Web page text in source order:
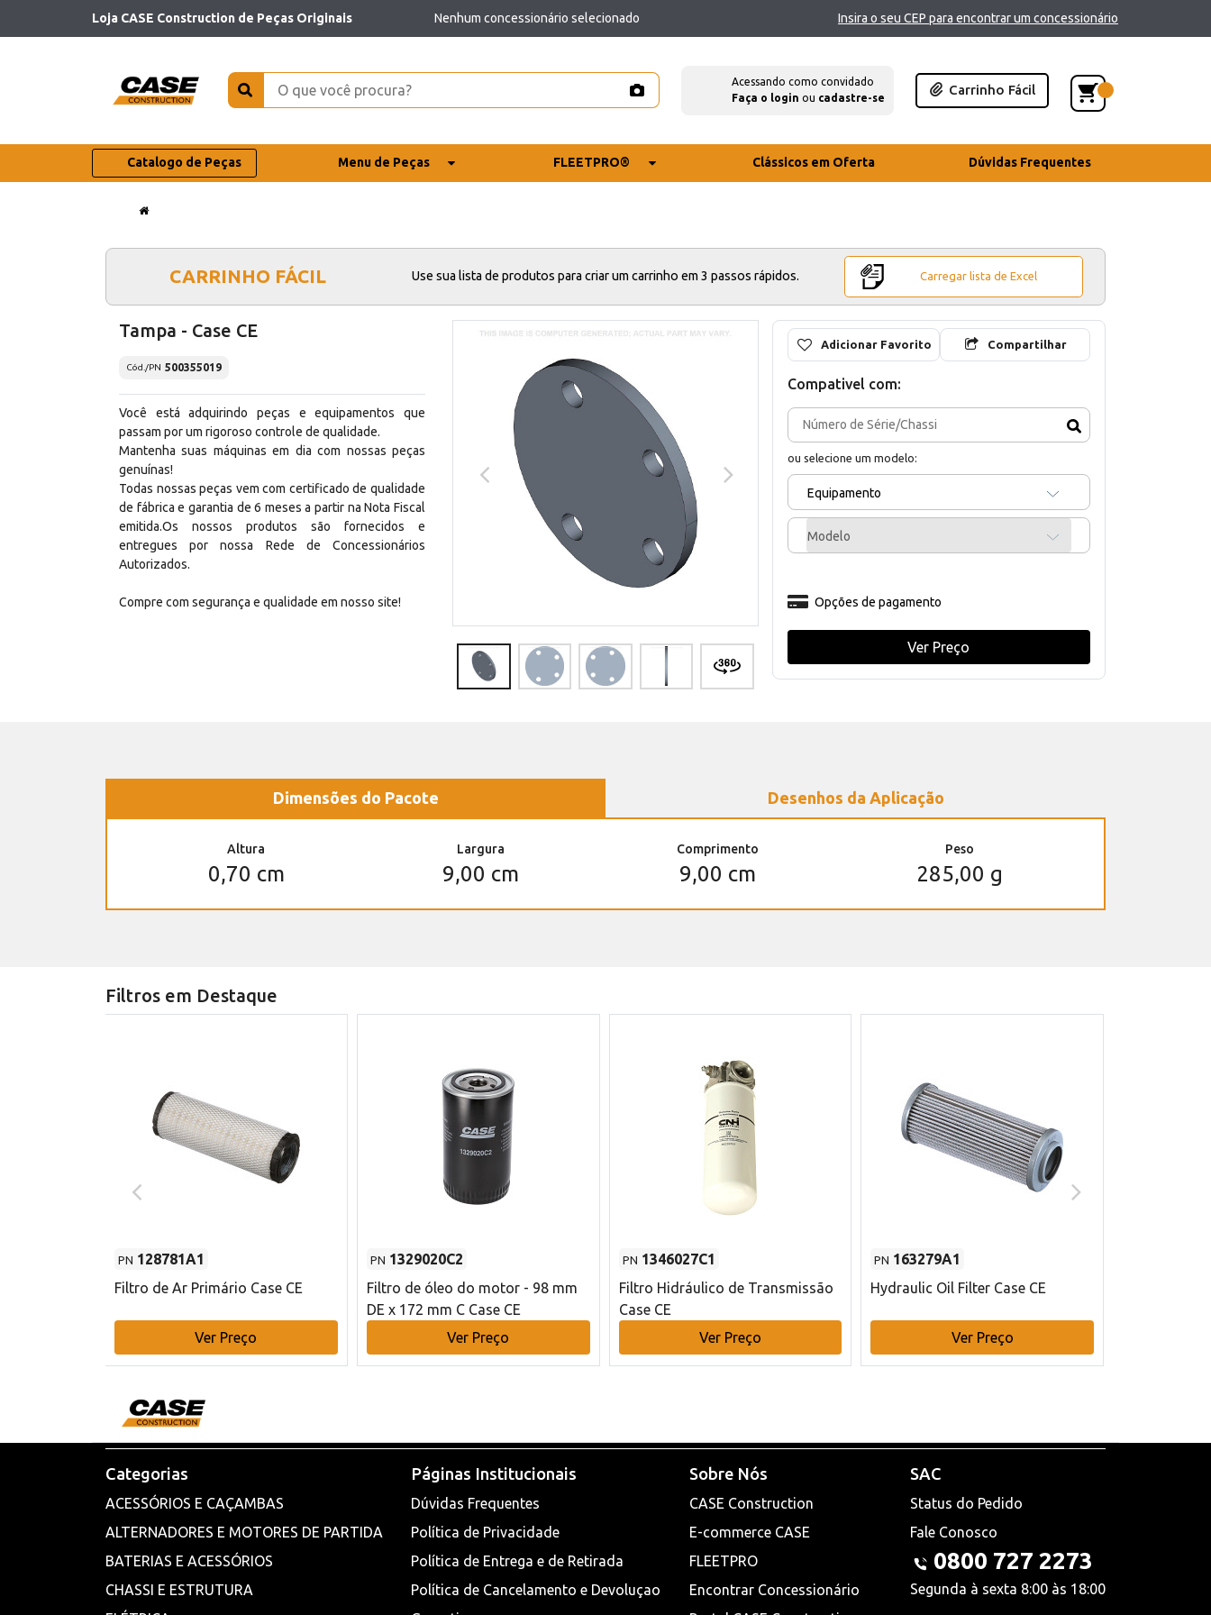
Loja CASE Construction de Peças Originais Nenhum concessionário selecionado Insira o seu CEP para encontrar um concessionário
Acessando como convidado
Faça o login ou cadastre-se
Carrinho Fácil
Catalogo de Peças Menu de Peças FLEETPRO® Clássicos em Oferta Dúvidas Frequentes
CARRINHO FÁCIL Use sua lista de produtos para criar um carrinho em 3 passos rápidos. Carregar lista de Excel
Tampa - Case CE
Cód./PN 500355019
Você está adquirindo peças e equipamentos que
passam por um rigoroso controle de qualidade.
Mantenha suas máquinas em dia com nossas peças
genuínas!
Todas nossas peças vem com certificado de qualidade
de fábrica e garantia de 6 meses a partir na Nota Fiscal
emitida.Os nossos produtos são fornecidos e
entregues por nossa Rede de Concessionários
Autorizados.
Compre com segurança e qualidade em nosso site!
Adicionar Favorito Compartilhar
Compativel com:
ou selecione um modelo:
Equipamento
Modelo
Opções de pagamento
Ver Preço
Dimensões do Pacote Desenhos da Aplicação
Altura
0,70 cm
Largura
9,00 cm
Comprimento
9,00 cm
Peso
285,00 g
Filtros em Destaque
PN 128781A1
Filtro de Ar Primário Case CE
Ver Preço
PN 1329020C2
Filtro de óleo do motor - 98 mm
DE x 172 mm C Case CE
Ver Preço
PN 1346027C1
Filtro Hidráulico de Transmissão
Case CE
Ver Preço
PN 163279A1
Hydraulic Oil Filter Case CE
Ver Preço
Categorias
ACESSÓRIOS E CAÇAMBAS
ALTERNADORES E MOTORES DE PARTIDA
BATERIAS E ACESSÓRIOS
CHASSI E ESTRUTURA
Páginas Institucionais
Dúvidas Frequentes
Política de Privacidade
Política de Entrega e de Retirada
Política de Cancelamento e Devoluçao
Sobre Nós
CASE Construction
E-commerce CASE
FLEETPRO
Encontrar Concessionário
SAC
Status do Pedido
Fale Conosco
0800 727 2273
Segunda à sexta 8:00 às 18:00